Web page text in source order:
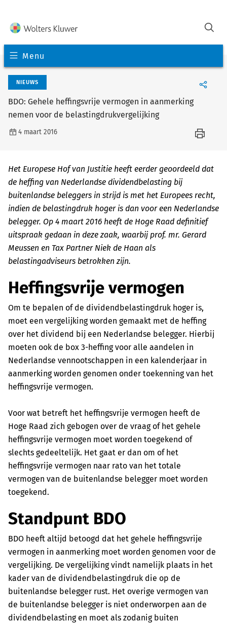
Menu
NIEUWS
BDO: Gehele heffingsvrije vermogen in aanmerking
nemen voor de belastingdrukvergelijking
4 maart 2016
Het Europese Hof van Justitie heeft eerder geoordeeld dat
de heffing van Nederlandse dividendbelasting bij
buitenlandse beleggers in strijd is met het Europees recht,
indien de belastingdruk hoger is dan voor een Nederlandse
belegger. Op 4 maart 2016 heeft de Hoge Raad definitief
uitspraak gedaan in deze zaak, waarbij prof. mr. Gerard
Meussen en Tax Partner Niek de Haan als
belastingadviseurs betrokken zijn.
Heffingsvrije vermogen
Om te bepalen of de dividendbelastingdruk hoger is,
moet een vergelijking worden gemaakt met de heffing
over het dividend bij een Nederlandse belegger. Hierbij
moeten ook de box 3-heffing voor alle aandelen in
Nederlandse vennootschappen in een kalenderjaar in
aanmerking worden genomen onder toekenning van het
heffingsvrije vermogen.
Voor wat betreft het heffingsvrije vermogen heeft de
Hoge Raad zich gebogen over de vraag of het gehele
heffingsvrije vermogen moet worden toegekend of
slechts gedeeltelijk. Het gaat er dan om of het
heffingsvrije vermogen naar rato van het totale
vermogen van de buitenlandse belegger moet worden
toegekend.
Standpunt BDO
BDO heeft altijd betoogd dat het gehele heffingsvrije
vermogen in aanmerking moet worden genomen voor de
vergelijking. De vergelijking vindt namelijk plaats in het
kader van de dividendbelastingdruk die op de
buitenlandse belegger rust. Het overige vermogen van
de buitenlandse belegger is niet onderworpen aan de
dividendbelasting en moet als zodanig buiten